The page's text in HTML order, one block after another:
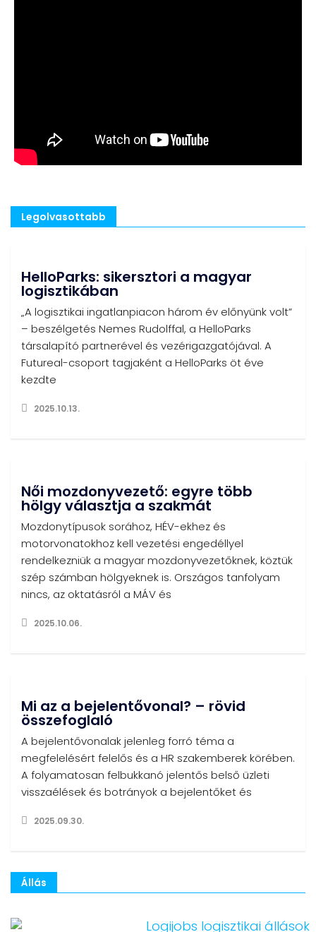
Legolvasottabb
HelloParks: sikersztori a magyar
logisztikában
„A logisztikai ingatlanpiacon három év előnyünk volt”
– beszélgetés Nemes Rudolffal, a HelloParks
társalapító partnerével és vezérigazgatójával. A
Futureal-csoport tagjaként a HelloParks öt éve
kezdte
2025.10.13.
Női mozdonyvezető: egyre több
hölgy választja a szakmát
Mozdonytípusok sorához, HÉV-ekhez és
motorvonatokhoz kell vezetési engedéllyel
rendelkezniük a magyar mozdonyvezetőknek, köztük
szép számban hölgyeknek is. Országos tanfolyam
nincs, az oktatásról a MÁV és
2025.10.06.
Mi az a bejelentővonal? – rövid
összefoglaló
A bejelentővonalak jelenleg forró téma a
megfelelésért felelős és a HR szakemberek körében.
A folyamatosan felbukkanó jelentős belső üzleti
visszaélések és botrányok a bejelentőket és
2025.09.30.
Állás